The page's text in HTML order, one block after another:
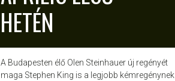
HETÉN
A Budapesten élő Olen Steinhauer új regényét
maga Stephen King is a legjobb kémregénynek